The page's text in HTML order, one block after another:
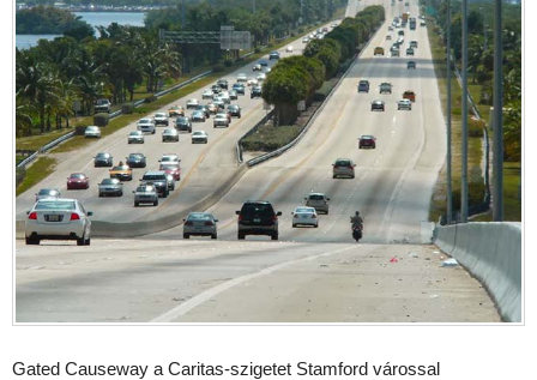
Gated Causeway a Caritas-szigetet Stamford várossal